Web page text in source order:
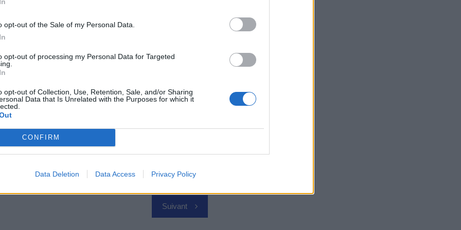
opt-out of the Sale of my Personal Data.
opt-out of processing my Personal Data for Targeted
opt-out of Collection, Use, Retention, Sale, and/or Sharing
Data that Is Unrelated with the Purposes for which it
CONFIRM
Data Deletion Data Access Privacy Policy
lequel Stellantis détient une participation —
le constructeur chinois pourrait aider Stellantis à
renforçant son offre électrique en Europe.
Suivant